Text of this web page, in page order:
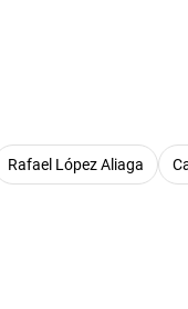
Rafael López Aliaga